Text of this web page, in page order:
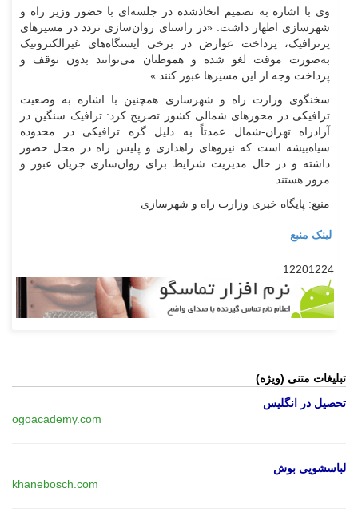
وی با اشاره به تصمیم اتخاذشده در جلسه‌ای با حضور وزیر راه و
شهرسازی اظهار داشت: «در راستای روان‌سازی تردد در مسیر‌های
پرترافیک، پرداخت عوارض در برخی ایستگاه‌های غیرالکترونیک
به‌صورت موقت لغو شده و هموطنان می‌توانند بدون توقف و
پرداخت وجه از این مسیر‌ها عبور کنند.»
سخنگوی وزارت راه و شهرسازی همچنین با اشاره به وضعیت
ترافیکی در محور‌های شمالی کشور تصریح کرد: ترافیک سنگین در
آزادراه تهران-شمال عمدتاً به دلیل گره ترافیکی در محدوده
سیاه‌بیشه است که نیرو‌های راهداری و پلیس راه در محل حضور
داشته و در حال مدیریت شرایط برای روان‌سازی جریان عبور و
مرور هستند.
منبع: پایگاه خبری وزارت راه و شهرسازی
لینک منبع
12201224
تبلیغات متنی (ویژه)
تحصیل در انگلیس
ogoacademy.com
لباسشویی بوش
khanebosch.com